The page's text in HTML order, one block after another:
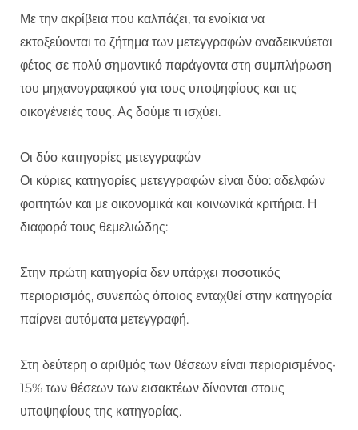
Με την ακρίβεια που καλπάζει, τα ενοίκια να
εκτοξεύονται το ζήτημα των μετεγγραφών αναδεικνύεται
φέτος σε πολύ σημαντικό παράγοντα στη συμπλήρωση
του μηχανογραφικού για τους υποψηφίους και τις
οικογένειές τους. Ας δούμε τι ισχύει.
Οι δύο κατηγορίες μετεγγραφών
Οι κύριες κατηγορίες μετεγγραφών είναι δύο: αδελφών
φοιτητών και με οικονομικά και κοινωνικά κριτήρια. Η
διαφορά τους θεμελιώδης:
Στην πρώτη κατηγορία δεν υπάρχει ποσοτικός
περιορισμός, συνεπώς όποιος ενταχθεί στην κατηγορία
παίρνει αυτόματα μετεγγραφή.
Στη δεύτερη ο αριθμός των θέσεων είναι περιορισμένος·
15% των θέσεων των εισακτέων δίνονται στους
υποψηφίους της κατηγορίας.